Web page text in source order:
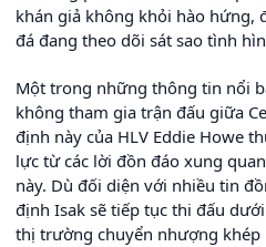
khán giả không khỏi hào hứng,
đá đang theo dõi sát sao tình
Một trong những thông tin nổi
không tham gia trận đấu giữa
định này của HLV Eddie Howe
lực từ các lời đồn đáo xung
này. Dù đối diện với nhiều tin
định Isak sẽ tiếp tục thi đấu
thị trường chuyển nhượng khép